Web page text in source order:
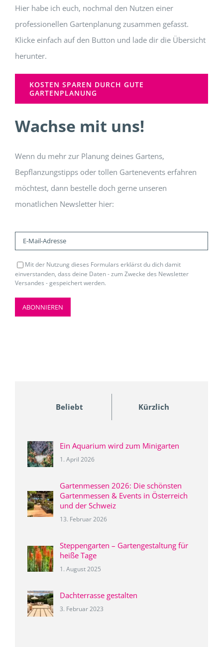
Hier habe ich euch, nochmal den Nutzen einer
professionellen Gartenplanung zusammen gefasst.
Klicke einfach auf den Button und lade dir die Übersicht
herunter.
KOSTEN SPAREN DURCH GUTE
GARTENPLANUNG
Wachse mit uns!
Wenn du mehr zur Planung deines Gartens,
Bepflanzungstipps oder tollen Gartenevents erfahren
möchtest, dann bestelle doch gerne unseren
monatlichen Newsletter hier:
Mit der Nutzung dieses Formulars erklärst du dich damit
einverstanden, dass deine Daten - zum Zwecke des Newsletter
Versandes - gespeichert werden.
Beliebt Kürzlich
Ein Aquarium wird zum Minigarten
1. April 2026
Gartenmessen 2026: Die schönsten
Gartenmessen & Events in Österreich
und der Schweiz
13. Februar 2026
Steppengarten – Gartengestaltung für
heiße Tage
1. August 2025
Dachterrasse gestalten
3. Februar 2023